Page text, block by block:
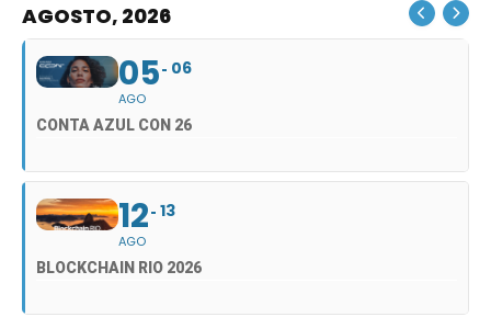
AGOSTO, 2026
05
AGO
06
CONTA AZUL CON 26
12
AGO
13
BLOCKCHAIN RIO 2026